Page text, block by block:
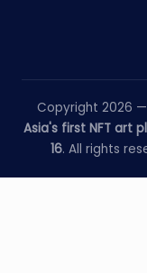
Copyright 2026 —
Asia's first NFT art
16. All rights